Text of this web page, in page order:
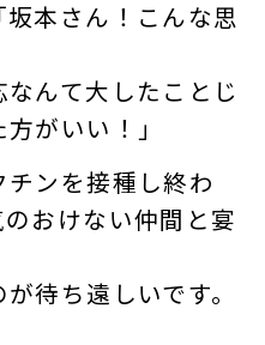
本さん！こんな思
んて大したことじ
がいい！」
ンを接種し終わ
おけない仲間と宴
待ち遠しいです。